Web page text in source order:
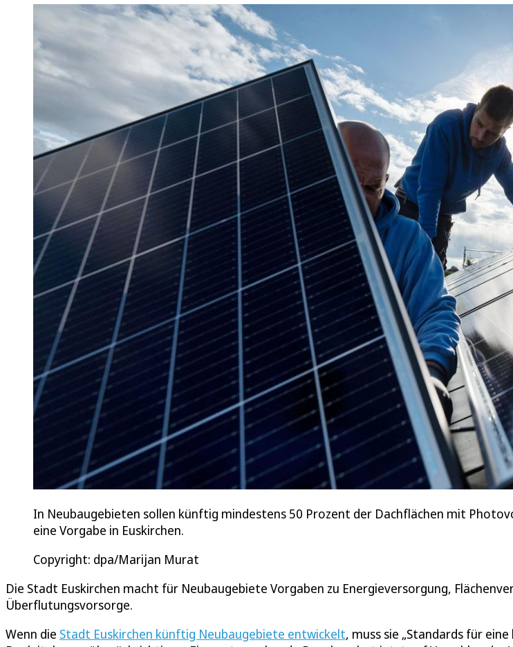
In Neubaugebieten sollen künftig mindestens 50 Prozent der Dachflächen mit
eine Vorgabe in Euskirchen.
Copyright: dpa/Marijan Murat
Die Stadt Euskirchen macht für Neubaugebiete Vorgaben zu Energieversorgung,
Überflutungsvorsorge.
Wenn die Stadt Euskirchen künftig Neubaugebiete entwickelt, muss sie „Standards für